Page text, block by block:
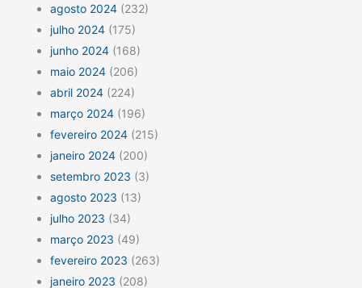
agosto 2024 (232)
julho 2024 (175)
junho 2024 (168)
maio 2024 (206)
abril 2024 (224)
março 2024 (196)
fevereiro 2024 (215)
janeiro 2024 (200)
setembro 2023 (3)
agosto 2023 (13)
julho 2023 (34)
março 2023 (49)
fevereiro 2023 (263)
janeiro 2023 (208)